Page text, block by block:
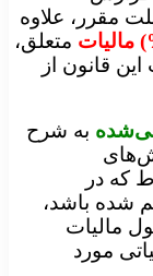
مقرر، علاوه
متعلق،
قانون از
به شرح
که در
شده باشد،
مالیات
مورد